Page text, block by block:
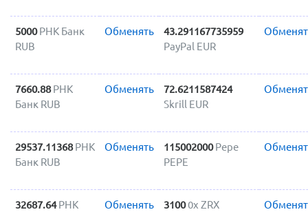
5000 РНК Банк
RUB
Обменять
43.291167735959
PayPal EUR
7660.88 РНК
Банк RUB
Обменять
72.6211587424
Skrill EUR
29537.11368 РНК
Банк RUB
Обменять 115002000 Pepe
PEPE
32687.64 РНК
Обменять 31000x ZRX